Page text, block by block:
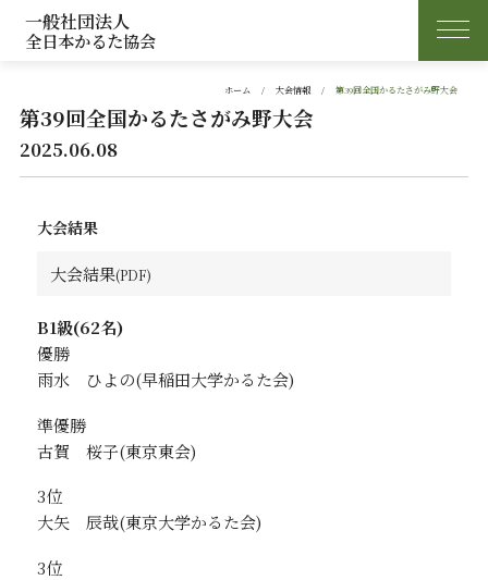
一般社団法人
全日本かるた協会
ホーム 大会情報 第39回全国かるたさがみ野大会
第39回全国かるたさがみ野大会
2025.06.08
大会結果
大会結果
B1級(62名)
優勝
雨水 ひよの
準優勝
古賀 桜子
3位
大矢 辰哉
3位